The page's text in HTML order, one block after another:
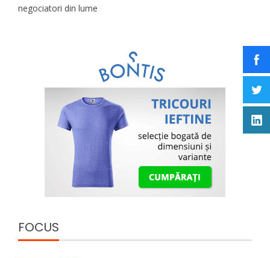
negociatori din lume
FOCUS